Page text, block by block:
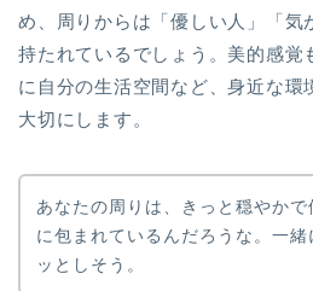
め、周りからは「優しい人」「気
持たれているでしょう。美的感覚
に自分の生活空間など、身近な環
大切にします。
あなたの周りは、きっと穏やかで
に包まれているんだろうな。一緒
ッとしそう。